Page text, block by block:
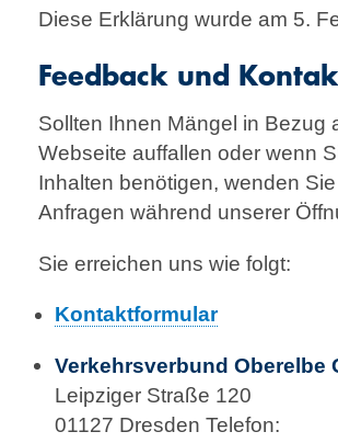
Diese Erklärung wurde am 5.
Feedback und
Sollten Ihnen Mängel in Bezug
Webseite auffallen oder wenn
Inhalten benötigen, wenden
Anfragen während unserer
Sie erreichen uns wie folgt:
Kontaktformular
Verkehrsverbund Oberelbe
Leipziger Straße 120
01127 Dresden Telefon: